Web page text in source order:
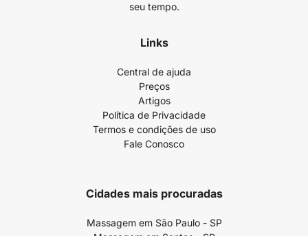
seu tempo.
Links
Central de ajuda
Preços
Artigos
Política de Privacidade
Termos e condições de uso
Fale Conosco
Cidades mais procuradas
Massagem em São Paulo - SP